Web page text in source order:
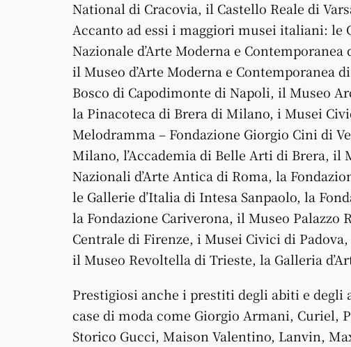
National di Cracovia, il Castello Reale di
Accanto ad essi i maggiori musei italiani: le
Nazionale d’Arte Moderna e
il Museo d’Arte Moderna e Contemporanea
Bosco di Capodimonte di Napoli, il Museo
la Pinacoteca di Brera di Milano, i Musei
Melodramma – Fondazione Giorgio Cini di
Milano, l’Accademia di Belle Arti di Brera, il
Nazionali d’Arte Antica di Roma, la
le Gallerie d’Italia di Intesa Sanpaolo, la
la Fondazione Cariverona, il Museo
Centrale di Firenze, i Musei Civici di
il Museo Revoltella di Trieste, la Galleria
Prestigiosi anche i prestiti degli abiti e
case di moda come Giorgio Armani, Curiel,
Storico Gucci, Maison Valentino, Lanvin,